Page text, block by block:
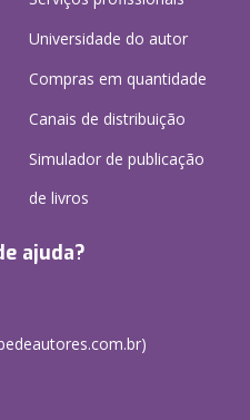
Universidade do autor
Compras em quantidade
Canais de distribuição
Simulador de publicação
de livros
ajuda?